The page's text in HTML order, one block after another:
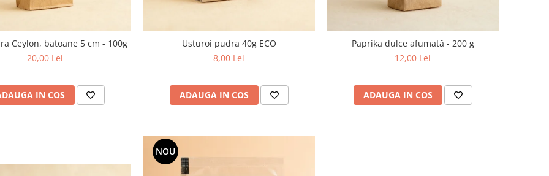
Ceylon, batoane 5 cm - 100g
20,00 Lei
IN COS
Usturoi pudra 40g ECO
8,00 Lei
ADAUGA IN COS
Paprika dulce afumată - 200 g
12,00 Lei
ADAUGA IN COS
NOU